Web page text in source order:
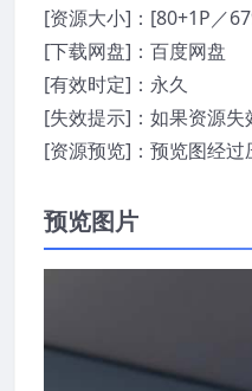
[资源大小]：[80+1P／
[下载网盘]：百度网盘
[有效时定]：永久
[失效提示]：如果资源
[资源预览]：预览图经过
预览图片